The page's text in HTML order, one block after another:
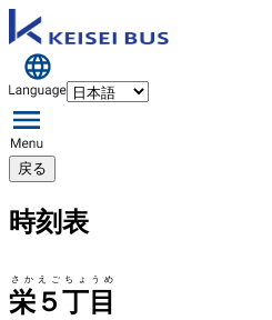
戻る
時刻表
栄５丁目
さかえごちょうめ